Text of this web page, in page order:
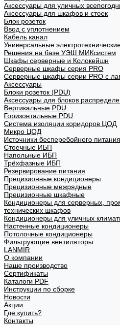
Аксессуары для уличных
Аксессуары для шкафов и стоек
Блок розеток
Ввод с уплотнением
Кабель канал
Универсальные
Решения на базе УЭШ МИКсистем
Шкафы серверные и Колокейшн
Серверные шкафы серия PRO
Серверные шкафы серии PRO с
Аксессуары
Блоки розеток (PDU)
Аксессуары для блоков
Вертикальные PDU
Горизонтальные PDU
Система изоляции коридоров ЦОД
Микро ЦОД
Источники бесперебойного питания
Стоечные ИБП
Напольные ИБП
Трёхфазные ИБП
Резервирование питания
Прецизионные кондиционеры
Прецизионные межрядные
Прецизионные шкафные
Кондиционеры для серверных,
технических шкафов
Кондиционеры для уличных
Настенные кондиционеры
Потолочные кондиционеры
Фильтрующие вентиляторы
LANMIR
О компании
Наше производство
Сертификаты
Каталоги PDF
Инструкции по сборке
Новости
Акции
Где купить?
Контакты